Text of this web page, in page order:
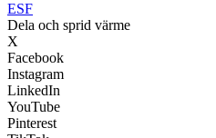
ESF
Dela och sprid värme
X
Facebook
Instagram
LinkedIn
YouTube
Pinterest